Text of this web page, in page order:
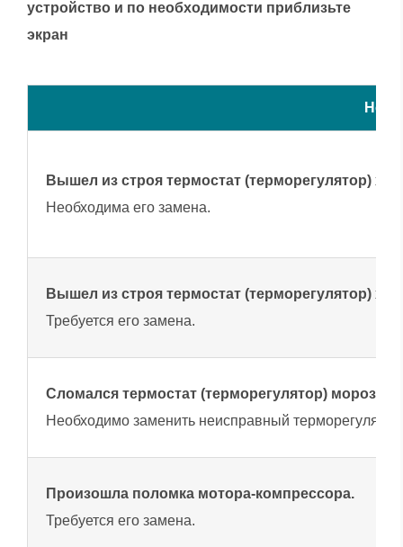
устройство и по необходимости приблизьте
экран
Вышел из строя термостат (терморегулятор)
Необходима его замена.
Вышел из строя термостат (терморегулятор)
Требуется его замена.
Сломался термостат (терморегулятор)
Необходимо заменить неисправный
Произошла поломка мотора-компрессора.
Требуется его замена.